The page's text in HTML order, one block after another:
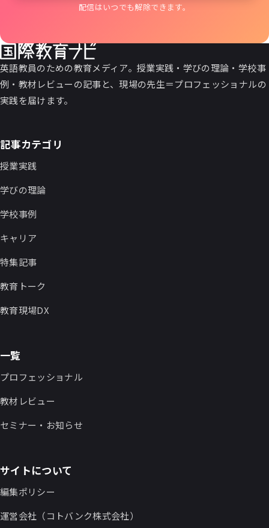
配信はいつでも解除できます。
英語教員のための教育メディア。授業実践・学びの理論・学校事
例・教材レビューの記事と、現場の先生＝プロフェッショナルの
実践を届けます。
記事カテゴリ
授業実践
学びの理論
学校事例
キャリア
特集記事
教育トーク
教育現場DX
一覧
プロフェッショナル
教材レビュー
セミナー・お知らせ
サイトについて
編集ポリシー
運営会社（コトバンク株式会社）